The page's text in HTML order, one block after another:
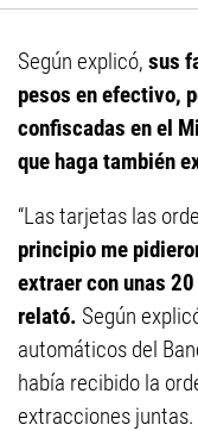
Según explicó, sus
pesos en efectivo,
confiscadas en el
que haga también
“Las tarjetas las
principio me
extraer con unas
relató. Según
automáticos del
había recibido la
extracciones juntas.